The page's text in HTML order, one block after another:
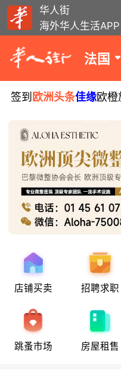
华人街
海外华人生活APP
法国
签到 欧洲头条佳缘欧橙
店铺买卖 招聘求职
跳蚤市场 房屋租售